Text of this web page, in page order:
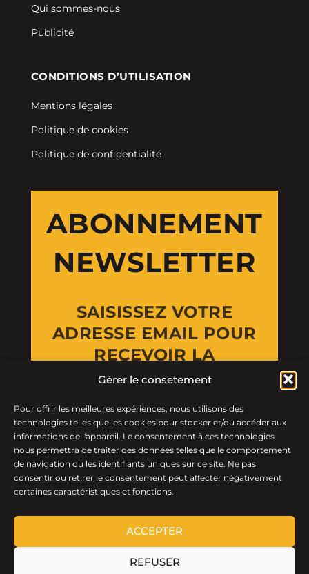
Gérer le consetement
Pour offrir les meilleures expériences, nous utilisons des
technologies telles que les cookies pour stocker et/ou accéder aux
informations de l'appareil. Le consentement à ces technologies
nous permettra de traiter des données telles que le comportement
de navigation ou les identifiants uniques sur ce site. Ne pas
consentir ou retirer le consentement peut affecter négativement
certaines caractéristiques et fonctions.
ACCEPTER
REFUSER
Qui sommes-nous
Publicité
CONDITIONS D’UTILISATION
Mentions légales
Politique de cookies
Politique de confidentialité
ABONNEMENT
NEWSLETTER
SAISISSEZ VOTRE
ADRESSE EMAIL POUR
RECEVOIR LA
NEWSLETTER
Email Address